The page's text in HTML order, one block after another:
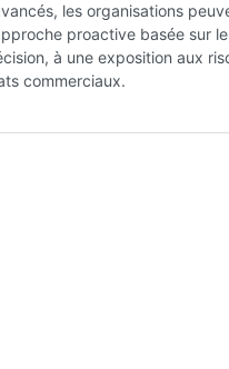
les organisations
proactive basée sur
à une exposition aux
commerciaux.